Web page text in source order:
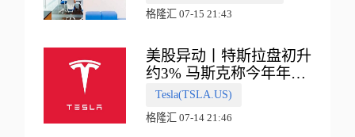
格隆汇 07-15 21:43
美股异动丨特斯拉盘初升
约3% 马斯克称今年年底
会有‘史诗级震撼’的演示
Tesla(TSLA.US)
格隆汇 07-14 21:46